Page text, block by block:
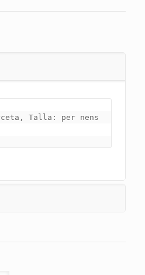
Talla: per nens